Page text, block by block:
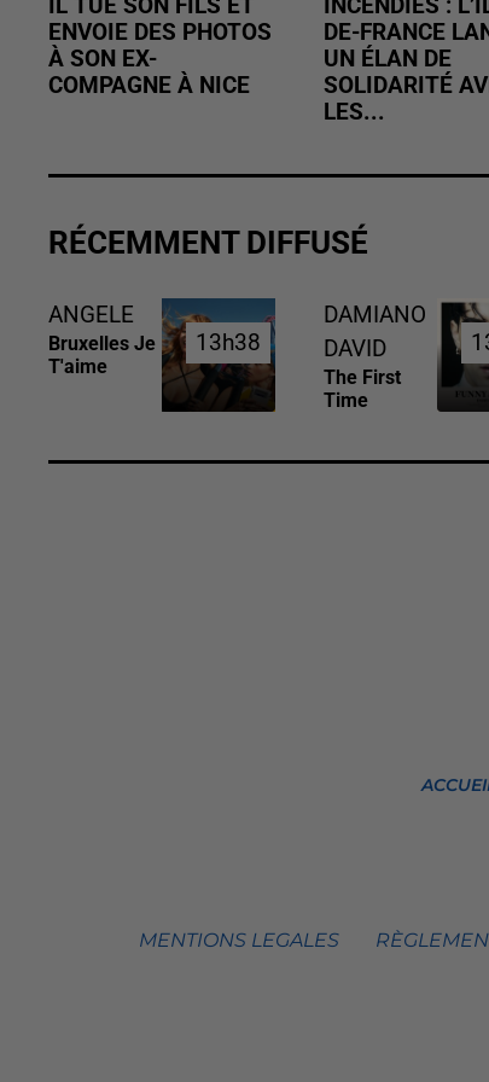
IL TUE SON FILS ET
ENVOIE DES PHOTOS
À SON EX-
COMPAGNE À NICE
INCENDIES :
DE-FRANCE
UN ÉLAN DE
SOLIDARITÉ
LES...
RÉCEMMENT DIFFUSÉ
ANGELE
Bruxelles Je
T'aime
13h38
13h38
DAMIANO
DAVID
The First
Time
MENTIONS LEGALES